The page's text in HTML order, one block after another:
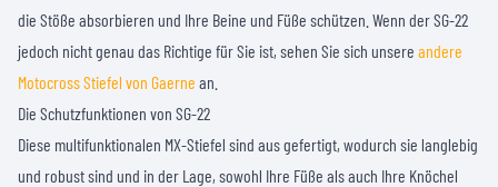
die Stöße absorbieren und Ihre Beine und Füße schützen. Wenn der SG-22
jedoch nicht genau das Richtige für Sie ist, sehen Sie sich unsere andere
Motocross Stiefel von Gaerne an.
Die Schutzfunktionen von SG-22
Diese multifunktionalen MX-Stiefel sind aus gefertigt, wodurch sie langlebig
und robust sind und in der Lage, sowohl Ihre Füße als auch Ihre Knöchel